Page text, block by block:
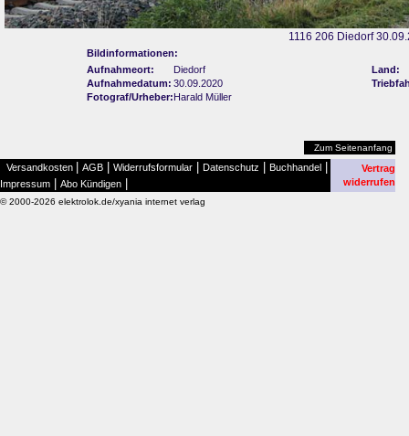
1116 206 Diedorf
Bildinformationen:
Aufnahmeort:
Diedorf
Land:
Aufnahmedatum: 30.09.2020
Fotograf/Urheber:Harald Müller
Zum Seitenanfang
Versandkosten AGB Widerrufsformular Datenschutz Buchhandel
Impressum Abo Kündigen
Vertrag
widerrufen
© 2000-2026 elektrolok.de/xyania internet verlag